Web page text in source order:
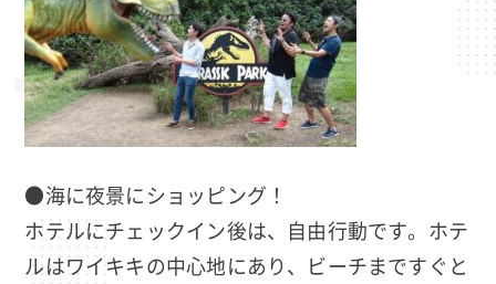
●海に夜景にショッピング！
ホテルにチェックイン後は、自由行動です。ホテ
ルはワイキキの中心地にあり、ビーチまですぐと